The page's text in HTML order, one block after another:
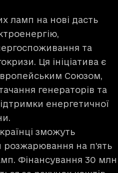
ламп на нові дасть
та
Ця ініціатива є
Союзом,
генераторів та
енергетичної
зможуть
розжарювання на п’ять
Фінансування 30 млн